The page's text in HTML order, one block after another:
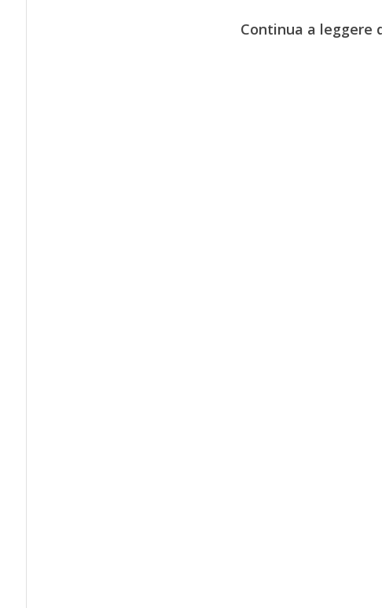
Continua a leggere